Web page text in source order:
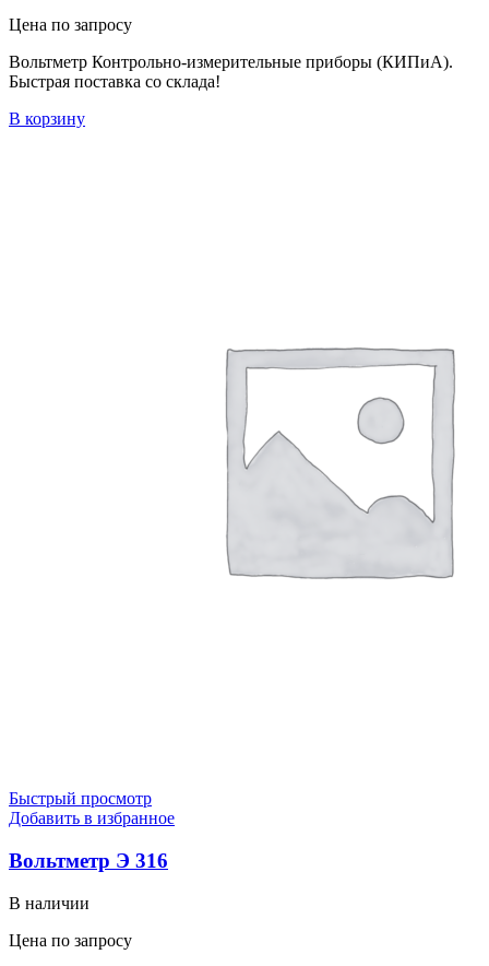
Цена по запросу
Вольтметр Контрольно-измерительные приборы (КИПиА).
Быстрая поставка со склада!
В корзину
Быстрый просмотр
Добавить в избранное
Вольтметр Э 316
В наличии
Цена по запросу